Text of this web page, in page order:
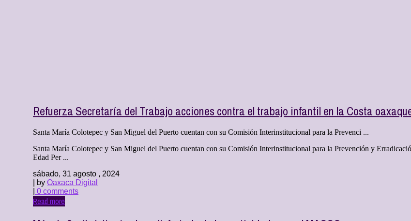
Refuerza Secretaría del Trabajo acciones contra el trabajo infantil en la Costa
Santa María Colotepec y San Miguel del Puerto cuentan con su Comisión Interinstitucional para la Prevenci ...
Santa María Colotepec y San Miguel del Puerto cuentan con su Comisión Interinstitucional para la Prevención y
Edad Per ...
sábado, 31 agosto , 2024
| by Oaxaca Digital
0 comments
Read more